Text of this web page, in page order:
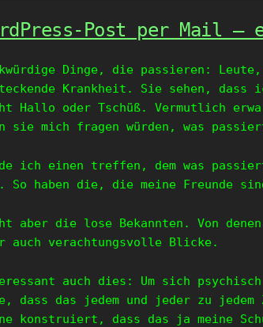
Post per Mail –
Dinge, die passieren:
Krankheit. Sie sehen,
Hallo oder Tschüß. Vermutlich
sie mich fragen würden, was
ich einen treffen, dem was
So haben die, die meine Freunde
aber die lose Bekannten. Von
auch verachtungsvolle Blicke.
auch dies: Um sich
dass das jedem und jeder zu
konstruiert, dass das ja meine